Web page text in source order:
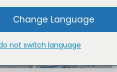
Change Language
not switch language